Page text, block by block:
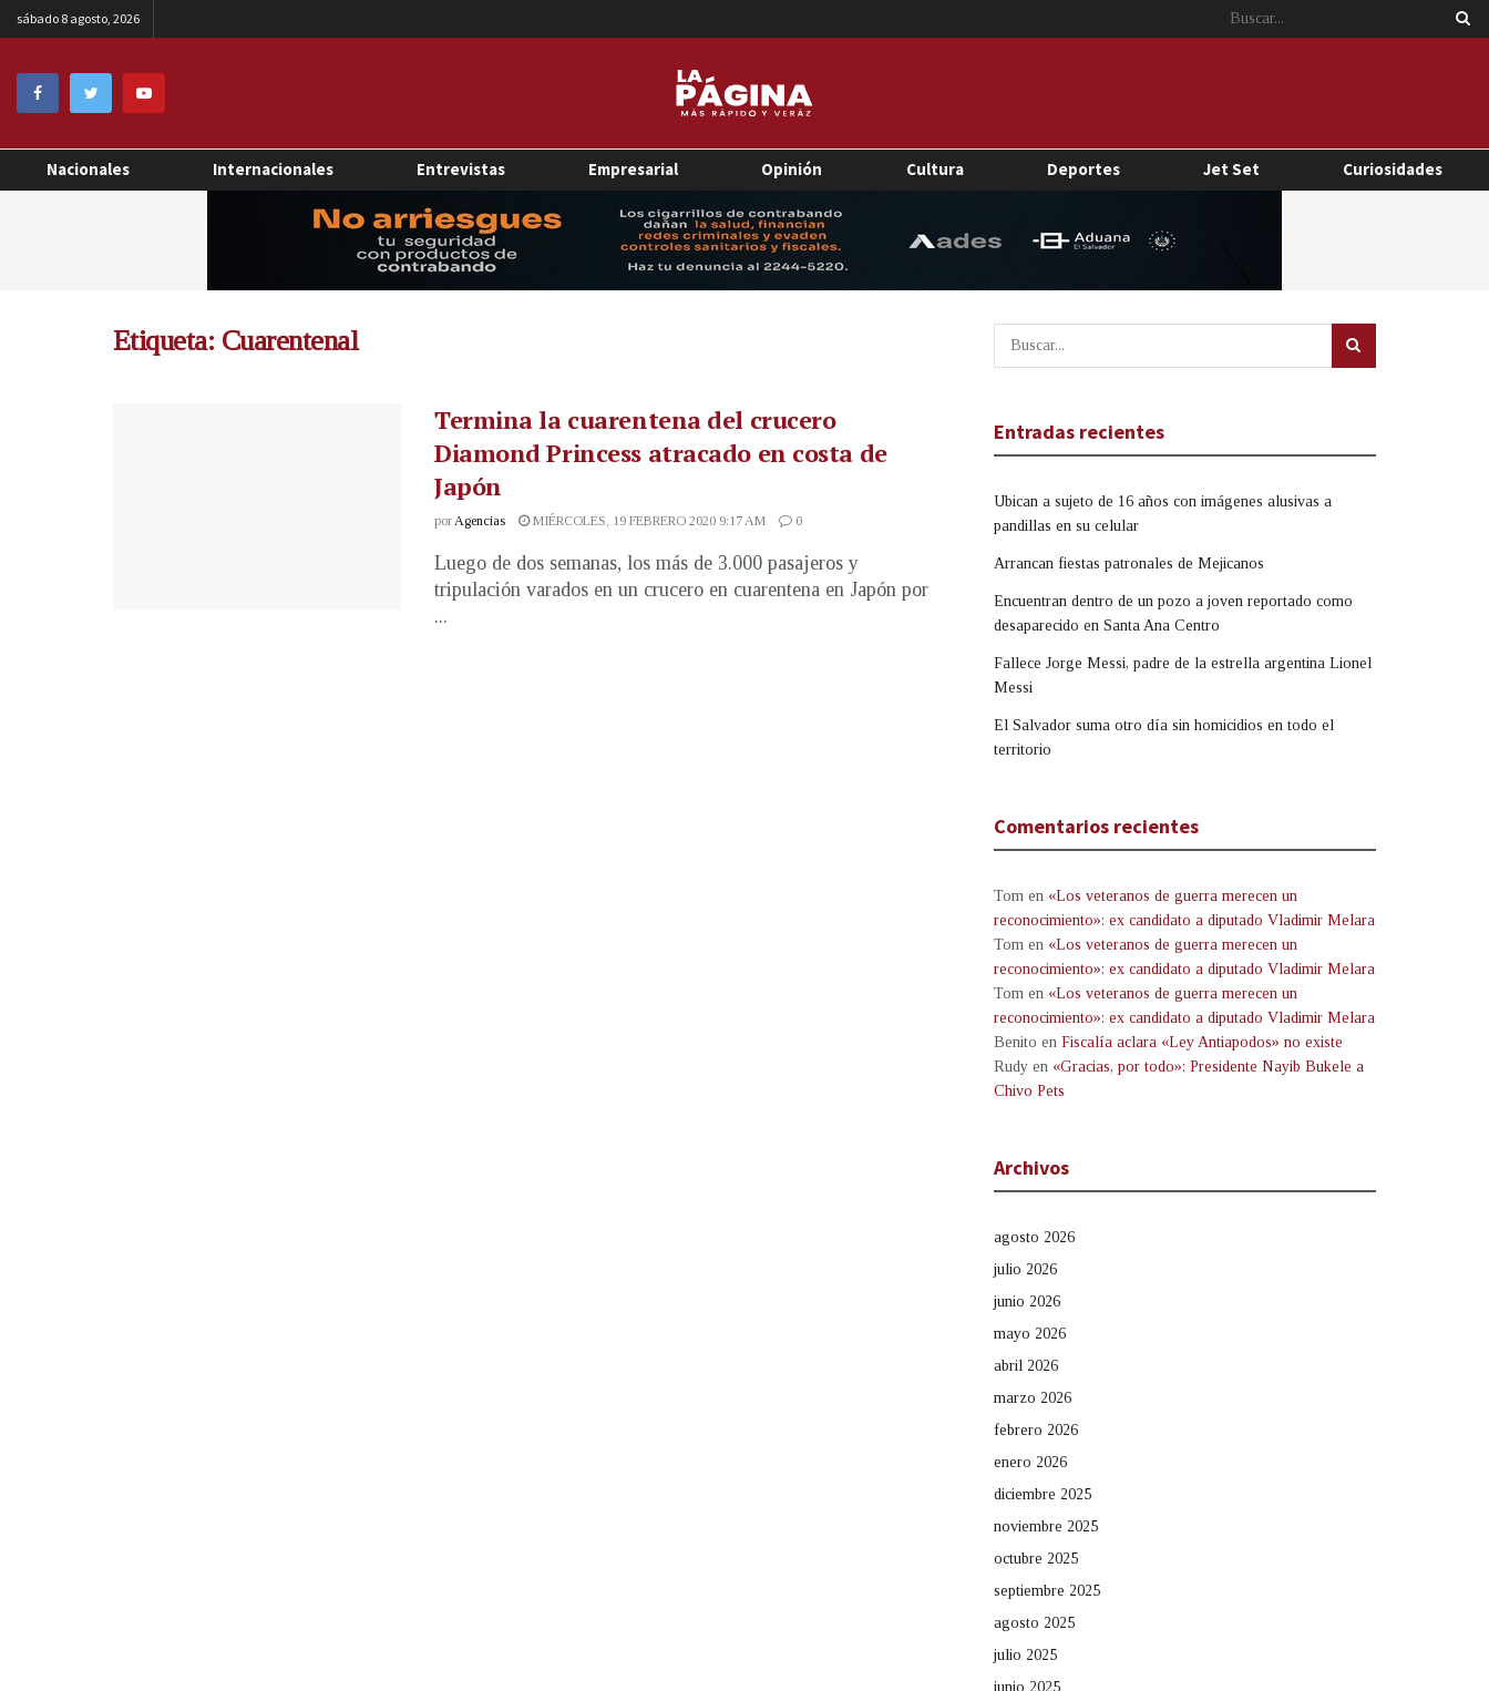
sábado 8 agosto, 2026
Nacionales Internacionales Entrevistas Empresarial Opinión Cultura Deportes Jet Set Curiosidades
Etiqueta: Cuarentenal
Termina la cuarentena del crucero
Diamond Princess atracado en costa de
Japón
porAgencias MIÉRCOLES, 19 FEBRERO 2020 9:17 AM 0
Luego de dos semanas, los más de 3.000 pasajeros y
tripulación varados en un crucero en cuarentena en Japón por
...
Entradas recientes
Ubican a sujeto de 16 años con imágenes alusivas a
pandillas en su celular
Arrancan fiestas patronales de Mejicanos
Encuentran dentro de un pozo a joven reportado como
desaparecido en Santa Ana Centro
Fallece Jorge Messi, padre de la estrella argentina Lionel
Messi
El Salvador suma otro día sin homicidios en todo el
territorio
Comentarios recientes
Tom en «Los veteranos de guerra merecen un
reconocimiento»: ex candidato a diputado Vladimir Melara
Tom en «Los veteranos de guerra merecen un
reconocimiento»: ex candidato a diputado Vladimir Melara
Tom en «Los veteranos de guerra merecen un
reconocimiento»: ex candidato a diputado Vladimir Melara
Benito en Fiscalía aclara «Ley Antiapodos» no existe
Rudy en «Gracias, por todo»: Presidente Nayib Bukele a
Chivo Pets
Archivos
agosto 2026
julio 2026
junio 2026
mayo 2026
abril 2026
marzo 2026
febrero 2026
enero 2026
diciembre 2025
noviembre 2025
octubre 2025
septiembre 2025
agosto 2025
julio 2025
junio 2025